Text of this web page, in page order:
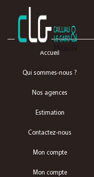
Accueil
Qui sommes-nous ?
Nos agences
Estimation
Contactez-nous
Mon compte
Mon compte